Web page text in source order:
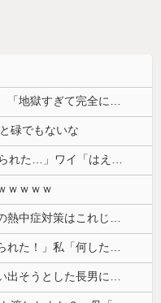
碌でもないな
ｗｗｗｗ